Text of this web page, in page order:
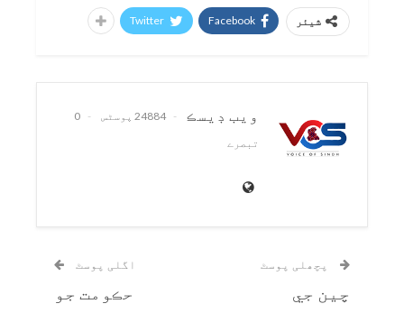
شیئر Facebook
Twitter
ويب ڊيسڪ 24884 پوسٹس
0
تبصرے
پچھلی پوسٹ
چين جي
اگلی پوسٹ
حڪومت جو